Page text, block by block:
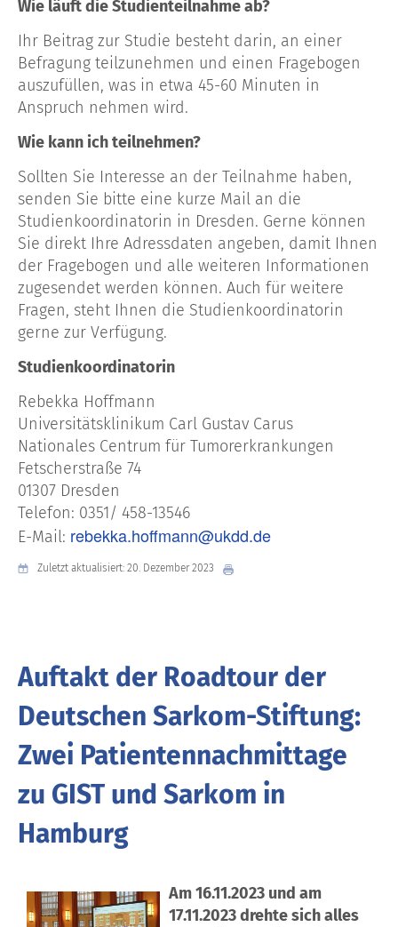
Wie läuft die Studienteilnahme ab?
Ihr Beitrag zur Studie besteht darin, an einer
Befragung teilzunehmen und einen Fragebogen
auszufüllen, was in etwa 45-60 Minuten in
Anspruch nehmen wird.
Wie kann ich teilnehmen?
Sollten Sie Interesse an der Teilnahme haben,
senden Sie bitte eine kurze Mail an die
Studienkoordinatorin in Dresden. Gerne können
Sie direkt Ihre Adressdaten angeben, damit Ihnen
der Fragebogen und alle weiteren Informationen
zugesendet werden können. Auch für weitere
Fragen, steht Ihnen die Studienkoordinatorin
gerne zur Verfügung.
Studienkoordinatorin
Rebekka Hoffmann
Universitätsklinikum Carl Gustav Carus
Nationales Centrum für Tumorerkrankungen
Fetscherstraße 74
01307 Dresden
Telefon: 0351/ 458-13546
E-Mail: rebekka.hoffmann@ukdd.de
Zuletzt aktualisiert: 20. Dezember 2023
Auftakt der Roadtour der
Deutschen Sarkom-Stiftung:
Zwei Patientennachmittage
zu GIST und Sarkom in
Hamburg
Am 16.11.2023 und am
17.11.2023 drehte sich alles